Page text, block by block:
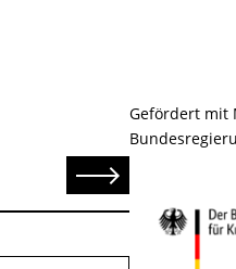
Senden
Gefördert mit